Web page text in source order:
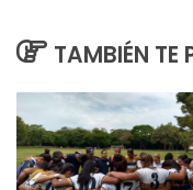
TAMBIÉN TE